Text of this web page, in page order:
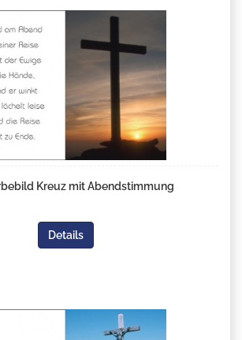
Kreuz mit Abendstimmung
Details